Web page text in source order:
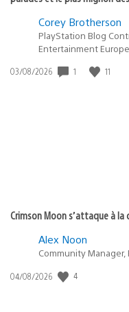
Corey Brotherson
PlayStation Blog
Entertainment Europe
Date
03/08/2026 1 11
Crimson Moon s’attaque à
Alex Noon
Community
Date
04/08/2026 4